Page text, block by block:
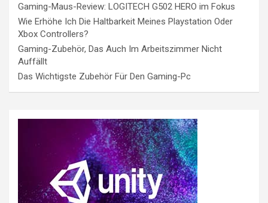
Gaming-Maus-Review: LOGITECH G502 HERO im Fokus
Wie Erhöhe Ich Die Haltbarkeit Meines Playstation Oder
Xbox Controllers?
Gaming-Zubehör, Das Auch Im Arbeitszimmer Nicht
Auffällt
Das Wichtigste Zubehör Für Den Gaming-Pc